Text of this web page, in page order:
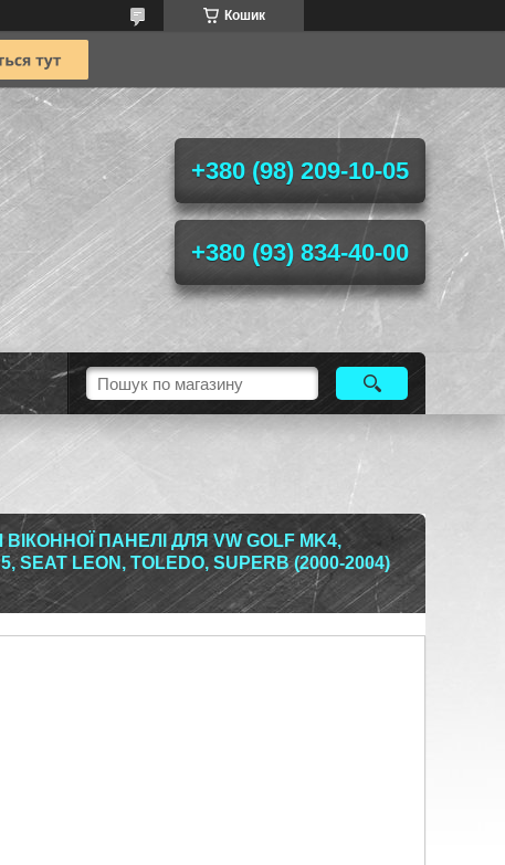
Кошик
+380 (98) 209-10-05
+380 (93) 834-40-00
ПАНЕЛІ ДЛЯ VW GOLF MK4,
SEAT LEON, TOLEDO, SUPERB (2000-2004)